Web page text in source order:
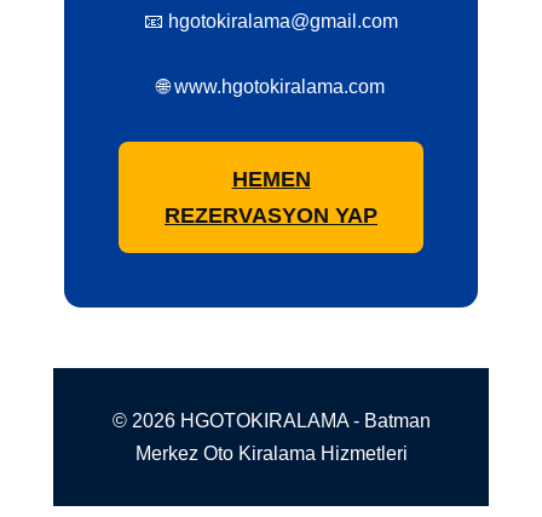
📧 hgotokiralama@gmail.com
🌐 www.hgotokiralama.com
HEMEN
REZERVASYON YAP
© 2026 HGOTOKIRALAMA - Batman
Merkez Oto Kiralama Hizmetleri